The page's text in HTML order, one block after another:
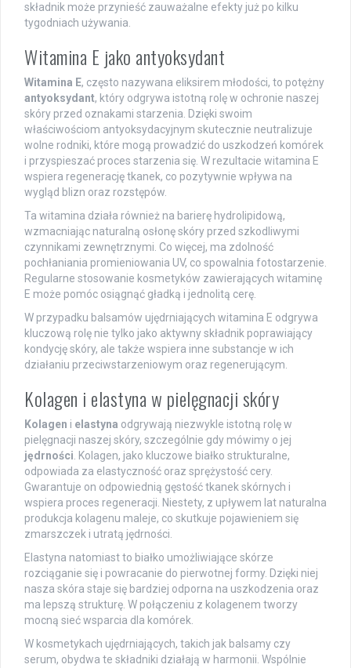
składnik może przynieść zauważalne efekty już po kilku
tygodniach używania.
Witamina E jako antyoksydant
Witamina E, często nazywana eliksirem młodości, to potężny
antyoksydant, który odgrywa istotną rolę w ochronie naszej
skóry przed oznakami starzenia. Dzięki swoim
właściwościom antyoksydacyjnym skutecznie neutralizuje
wolne rodniki, które mogą prowadzić do uszkodzeń komórek
i przyspieszać proces starzenia się. W rezultacie witamina E
wspiera regenerację tkanek, co pozytywnie wpływa na
wygląd blizn oraz rozstępów.
Ta witamina działa również na barierę hydrolipidową,
wzmacniając naturalną osłonę skóry przed szkodliwymi
czynnikami zewnętrznymi. Co więcej, ma zdolność
pochłaniania promieniowania UV, co spowalnia fotostarzenie.
Regularne stosowanie kosmetyków zawierających witaminę
E może pomóc osiągnąć gładką i jednolitą cerę.
W przypadku balsamów ujędrniających witamina E odgrywa
kluczową rolę nie tylko jako aktywny składnik poprawiający
kondycję skóry, ale także wspiera inne substancje w ich
działaniu przeciwstarzeniowym oraz regenerującym.
Kolagen i elastyna w pielęgnacji skóry
Kolagen i elastyna odgrywają niezwykle istotną rolę w
pielęgnacji naszej skóry, szczególnie gdy mówimy o jej
jędrności. Kolagen, jako kluczowe białko strukturalne,
odpowiada za elastyczność oraz sprężystość cery.
Gwarantuje on odpowiednią gęstość tkanek skórnych i
wspiera proces regeneracji. Niestety, z upływem lat naturalna
produkcja kolagenu maleje, co skutkuje pojawieniem się
zmarszczek i utratą jędrności.
Elastyna natomiast to białko umożliwiające skórze
rozciąganie się i powracanie do pierwotnej formy. Dzięki niej
nasza skóra staje się bardziej odporna na uszkodzenia oraz
ma lepszą strukturę. W połączeniu z kolagenem tworzy
mocną sieć wsparcia dla komórek.
W kosmetykach ujędrniających, takich jak balsamy czy
serum, obydwa te składniki działają w harmonii. Wspólnie